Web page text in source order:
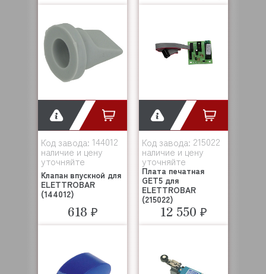
Код завода: 144012
наличие и цену
уточняйте
Клапан впускной для
ELETTROBAR
(144012)
618 ₽
Код завода: 215022
наличие и цену
уточняйте
Плата печатная
GET5 для
ELETTROBAR
(215022)
12 550 ₽